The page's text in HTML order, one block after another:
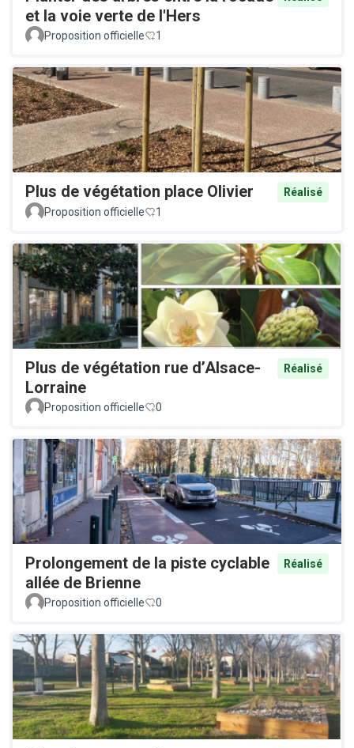
et la voie verte de l'Hers
Proposition officielle 1
Plus de végétation place Olivier
Réalisé
Proposition officielle
1
Plus de végétation rue d’Alsace-
Lorraine
Réalisé
Proposition officielle 0
Prolongement de la piste cyclable
allée de Brienne
Réalisé
Proposition officielle 0